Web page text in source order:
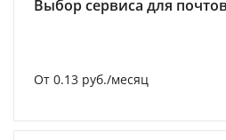
Выбор сервиса для
От 0.13 руб./месяц